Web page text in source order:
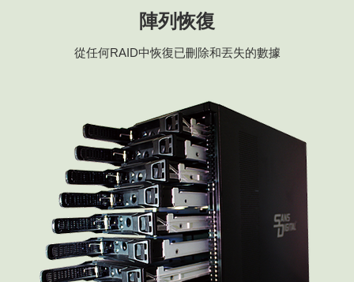
陣列恢復
從任何RAID中恢復已刪除和丟失的數據